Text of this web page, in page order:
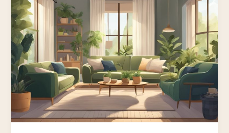
uteplats
–
inspiration
för
stilrena
trädgårdsmiljöer